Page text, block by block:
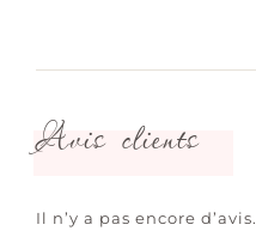
Avis clients
Il n’y a pas encore d’avis.